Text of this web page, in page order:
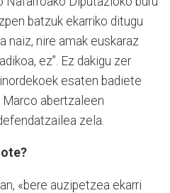
batzuk ekarriko ditugu
naiz, nire amak euskaraz
ez”. Ez dakigu zer
esaten badiete
Marco abertzaleen
zela.
«bere auzipetzea ekarri